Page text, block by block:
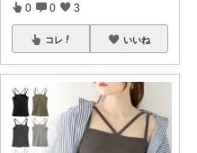
0 0 3
コレ いいね